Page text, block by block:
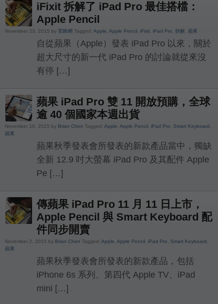
iFixit 拆解了 iPad Pro 最佳搭檔：
Apple Pencil
November 23, 2015 by 雷鋒網 Tagged: Apple Apple Pencil iFixit iPad Pro 拆解 蘋果
自從蘋果（Apple）發表 iPad Pro 以來，關於
超大尺寸的新一代 iPad Pro 的討論就從來沒
有停 […]
蘋果 iPad Pro 雙 11 開放預購，全球
逾 40 個國家本週出貨
November 10, 2015 by Brian Chen Tagged: Apple Apple Pencil iPad Pro Smart Keyboard
蘋果
蘋果秋季發表會所發表的新款產品當中，獨缺
全新 12.9 吋大螢幕 iPad Pro 及其配件 Apple
Pe […]
傳蘋果 iPad Pro 11 月 11 日上市，
Apple Pencil 與 Smart Keyboard 配
件同步開賣
November 2, 2015 by Brian Chen Tagged: Apple Apple Pencil iPad Pro Smart Keyboard
蘋果
蘋果秋季發表會所發表的新款產品，包括
iPhone 6s 系列、第四代 Apple TV、iPad
mini […]